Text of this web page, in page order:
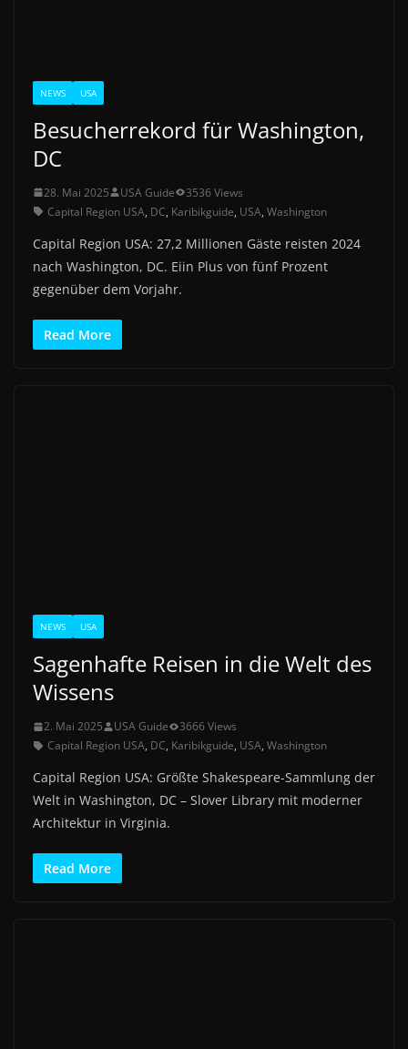
NEWS USA
Besucherrekord für Washington,
DC
28. Mai 2025 USA Guide
3536 Views
Capital Region USA, DC, Karibikguide, USA, Washington
Capital Region USA: 27,2 Millionen Gäste reisten 2024
nach Washington, DC. Eiin Plus von fünf Prozent
gegenüber dem Vorjahr.
Read More
NEWS USA
Sagenhafte Reisen in die Welt des
Wissens
2. Mai 2025 USA Guide
3666 Views
Capital Region USA, DC, Karibikguide, USA, Washington
Capital Region USA: Größte Shakespeare-Sammlung der
Welt in Washington, DC – Slover Library mit moderner
Architektur in Virginia.
Read More